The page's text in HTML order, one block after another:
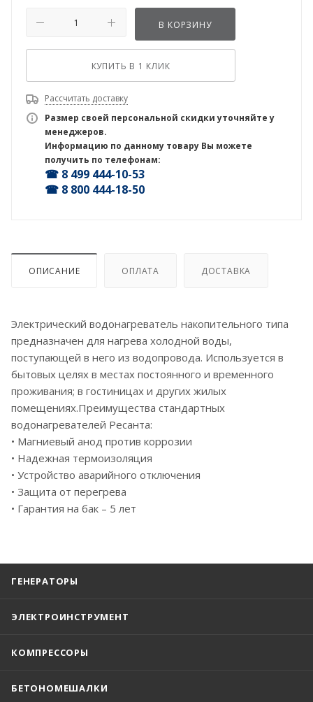
В КОРЗИНУ
КУПИТЬ В 1 КЛИК
Рассчитать доставку
Размер своей персональной скидки уточняйте у
менеджеров.
Информацию по данному товару Вы можете
получить по телефонам:
☎ 8 499 444-10-53
☎ 8 800 444-18-50
ОПИСАНИЕ ОПЛАТА ДОСТАВКА
Электрический водонагреватель накопительного типа
предназначен для нагрева холодной воды,
поступающей в него из водопровода. Используется в
бытовых целях в местах постоянного и временного
проживания; в гостиницах и других жилых
помещениях.Преимущества стандартных
водонагревателей Ресанта:
• Магниевый анод против коррозии
• Надежная термоизоляция
• Устройство аварийного отключения
• Защита от перегрева
• Гарантия на бак – 5 лет
ГЕНЕРАТОРЫ
ЭЛЕКТРОИНСТРУМЕНТ
КОМПРЕССОРЫ
БЕТОНОМЕШАЛКИ